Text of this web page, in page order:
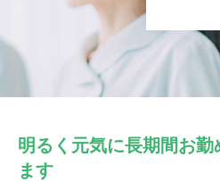
明るく元気に長期間お
ます
採用情報